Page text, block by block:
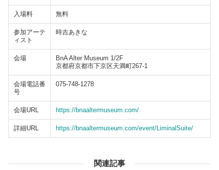
入場料 無料
参加アーテ
ィスト
時吉あきな
会場
BnA Alter Museum 1/2F
京都府京都市下京区天満町267-1
会場電話番
号
075-748-1278
会場URL https://bnaaltermuseum.com/
詳細URL https://bnaaltermuseum.com/event/LiminalSuite/
関連記事